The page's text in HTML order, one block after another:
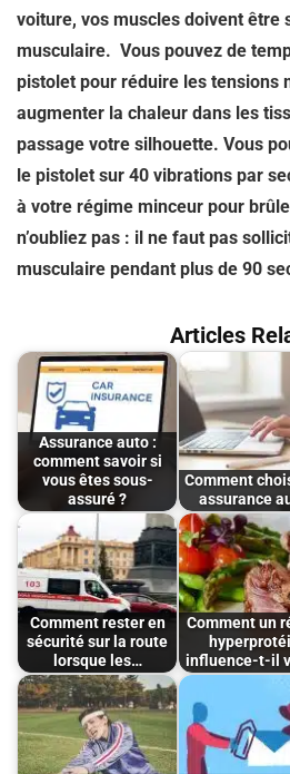
voiture, vos muscles doivent être
musculaire. Vous pouvez de
pistolet pour réduire les tensions
augmenter la chaleur dans les
passage votre silhouette. Vous
le pistolet sur 40 vibrations par
à votre régime minceur pour
n’oubliez pas : il ne faut pas
musculaire pendant plus de 90
Articles
Assurance auto :
comment savoir si
vous êtes sous-
assuré ?
Comment
assurance
Comment rester en
sécurité sur la route
lorsque les…
Comment un
influence-t-il